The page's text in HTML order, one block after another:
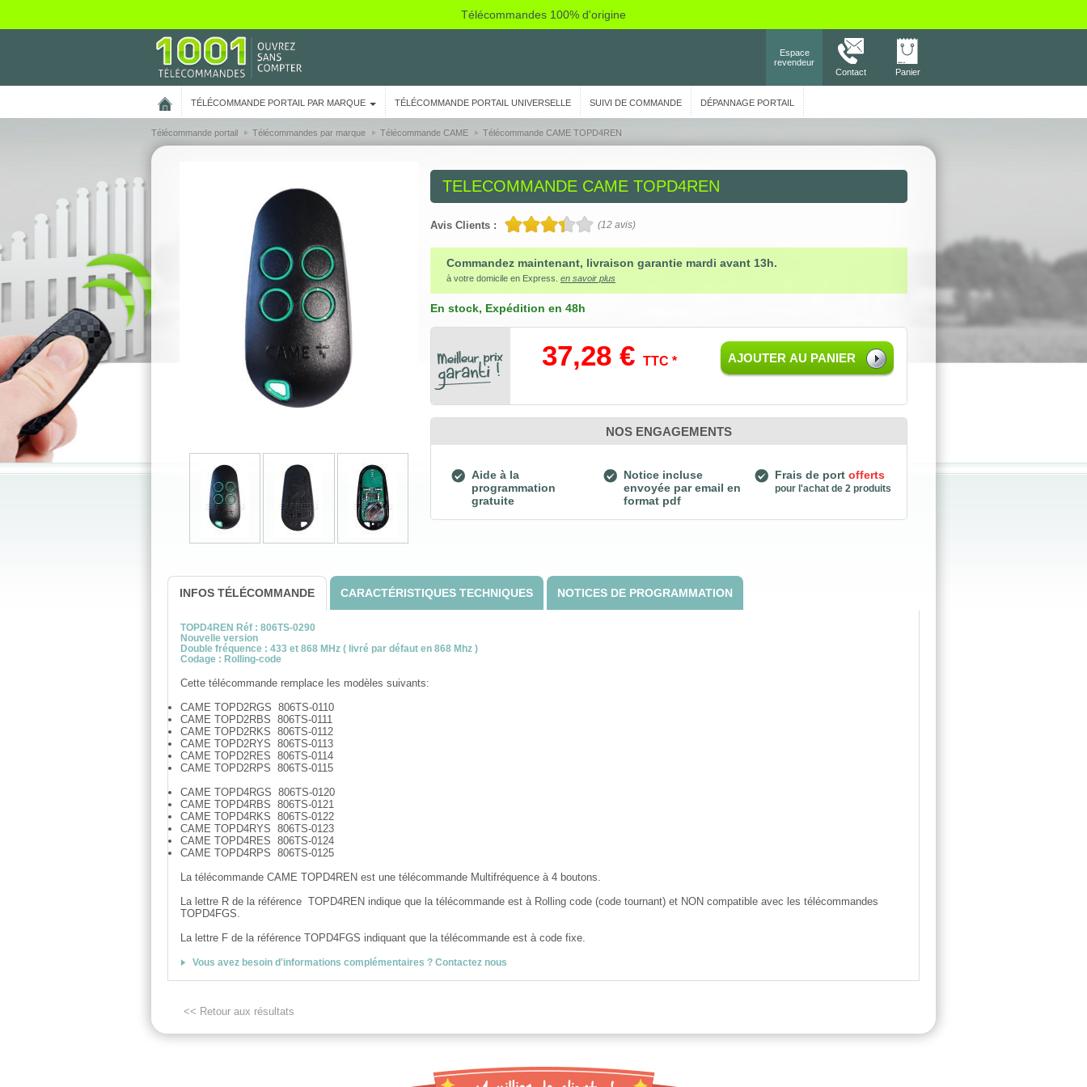
Télécommandes 100% d'origine
Espace
revendeur
Contact
Panier
TÉLÉCOMMANDE PORTAIL PAR MARQUE TÉLÉCOMMANDE PORTAIL UNIVERSELLE SUIVI DE COMMANDE DÉPANNAGE PORTAIL
Télécommande portail Télécommandes par marque Télécommande CAME Télécommande CAME TOPD4REN
TELECOMMANDECAME TOPD4REN
Avis Clients : (12avis)
Commandez maintenant, livraison garantie mardi avant 13h.
à votre domicile en Express. en savoir plus
En stock, Expédition en 48h
37,28 € TTC * AJOUTER AU PANIER
NOS ENGAGEMENTS
Aide à la
programmation
gratuite
Notice incluse
envoyée par email en
format pdf
Frais de portofferts
pour l'achat de 2 produits
INFOS TÉLÉCOMMANDE CARACTÉRISTIQUES TECHNIQUES NOTICES DE PROGRAMMATION
TOPD4REN Réf : 806TS-0290
Nouvelle version
Double fréquence : 433 et 868 MHz ( livré par défaut en 868 Mhz )
Codage : Rolling-code
Cette télécommande remplace les modèles suivants:
CAME TOPD2RGS 806TS-0110
CAME TOPD2RBS 806TS-0111
CAME TOPD2RKS 806TS-0112
CAME TOPD2RYS 806TS-0113
CAME TOPD2RES 806TS-0114
CAME TOPD2RPS 806TS-0115
CAME TOPD4RGS 806TS-0120
CAME TOPD4RBS 806TS-0121
CAME TOPD4RKS 806TS-0122
CAME TOPD4RYS 806TS-0123
CAME TOPD4RES 806TS-0124
CAME TOPD4RPS 806TS-0125
La télécommande CAME TOPD4REN est une télécommande Multifréquence à 4 boutons.
La lettre R de la référence TOPD4REN indique que la télécommande est à Rolling code (code tournant) et NON compatible avec les télécommandes
TOPD4FGS.
La lettre F de la référence TOPD4FGS indiquant que la télécommande est à code fixe.
Vous avez besoin d'informations complémentaires ? Contactez nous
<< Retour aux résultats